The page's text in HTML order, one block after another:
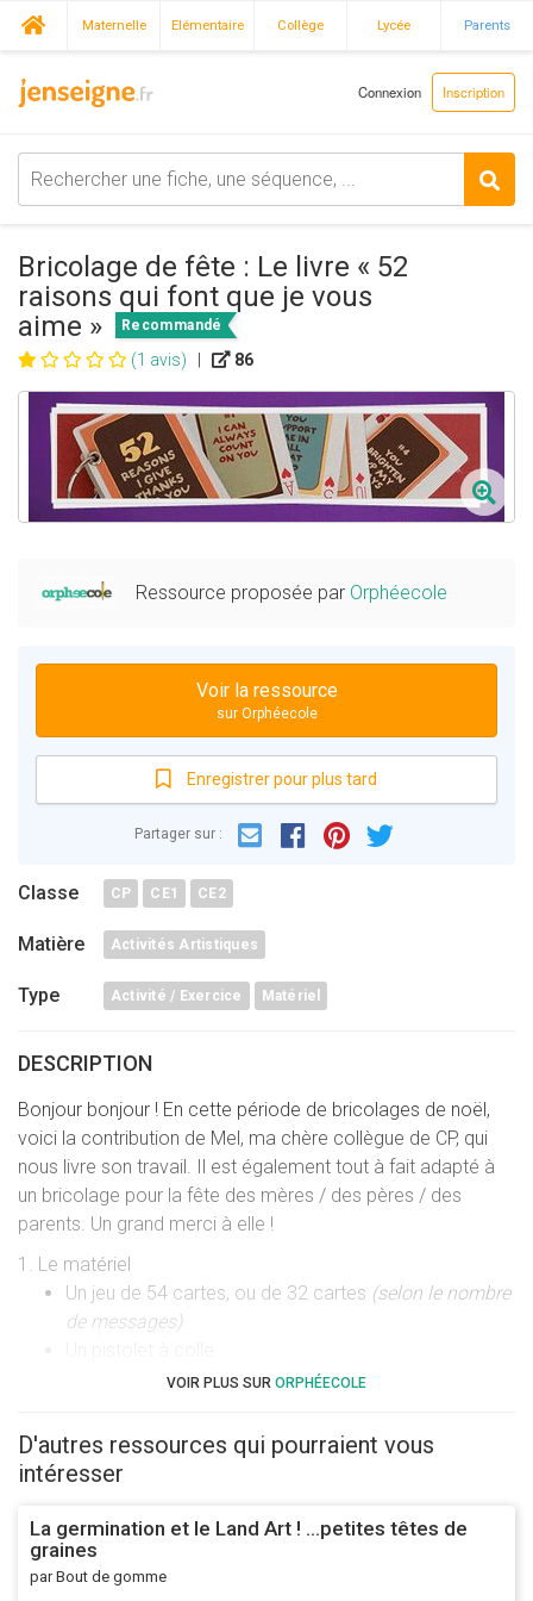
Maternelle Elémentaire Collège Lycée Parents
Connexion Inscription
Bricolage de fête : Le livre « 52
raisons qui font que je vous
aime »
Recommandé
(1 avis) 86
Classe CP CE1 CE2
Matière Activités Artistiques
Type Activité / Exercice Matériel
Voir la ressource
sur Orphéecole
Enregistrer pour plus tard
Partager sur : EmailFacebook
Pinterest
Ressource proposée par Orphéecole
DESCRIPTION
Bonjour bonjour ! En cette période de bricolages de noël,
voici la contribution de Mel, ma chère collègue de CP, qui
nous livre son travail. Il est également tout à fait adapté à
un bricolage pour la fête des mères / des pères / des
parents. Un grand merci à elle !
1. Le matériel
Un jeu de 54 cartes, ou de 32 cartes (selon le nombre
de messages)
Des anneaux fermables, ou de la ficelle
peuvent quand même être utilisés en perforant la
carte pour faire passer le coté exédent du bouton)
élèves
Des décorations plates en tout genre
décos de tables étoiles, sapins….)
VOIR PLUS SUR ORPHÉECOLE
D'autres ressources qui pourraient vous
intéresser
La germination et le Land Art ! …petites têtes de
graines
par Bout de gomme